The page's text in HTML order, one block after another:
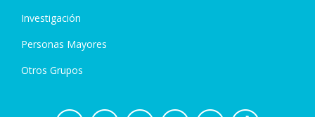
Investigación
Personas Mayores
Otros Grupos